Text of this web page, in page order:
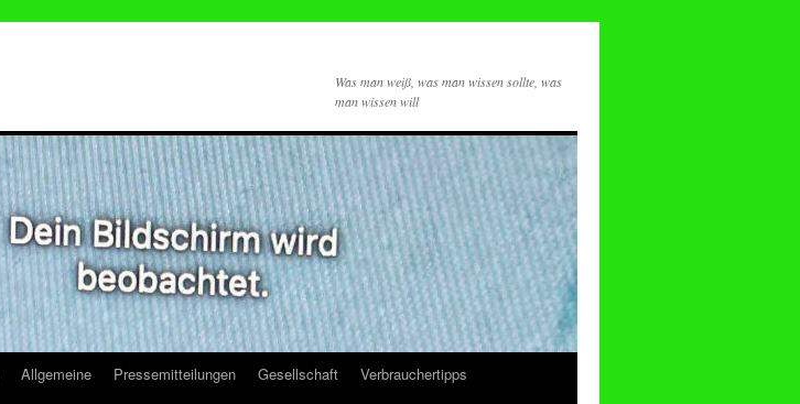
Was man weiß, was man wissen sollte, was
man wissen will
Allgemeine Pressemitteilungen Gesellschaft
Verbrauchertipps